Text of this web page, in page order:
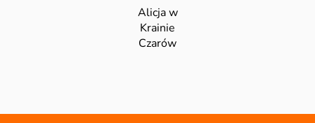
Alicja w
Krainie
Czarów